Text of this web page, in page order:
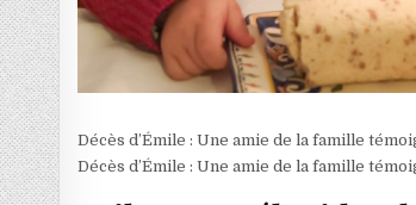
Décès d’Émile : Une amie de la famille
Décès d’Émile : Une amie de la famille